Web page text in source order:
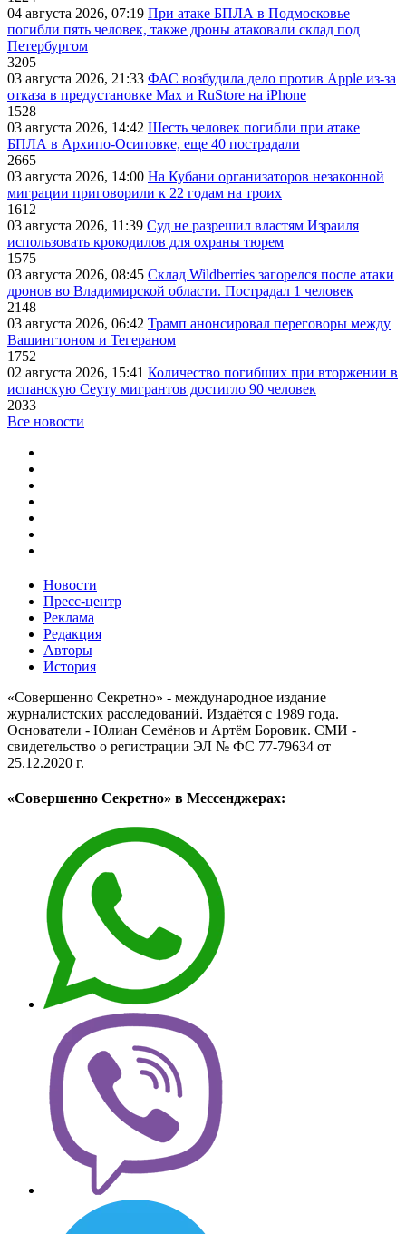
04 августа 2026, 07:19 При атаке БПЛА в Подмосковье
погибли пять человек, также дроны атаковали склад под
Петербургом
3205
03 августа 2026, 21:33 ФАС возбудила дело против Apple из-за
отказа в предустановке Max и RuStore на iPhone
1528
03 августа 2026, 14:42 Шесть человек погибли при атаке
БПЛА в Архипо-Осиповке, еще 40 пострадали
2665
03 августа 2026, 14:00 На Кубани организаторов незаконной
миграции приговорили к 22 годам на троих
1612
03 августа 2026, 11:39 Суд не разрешил властям Израиля
использовать крокодилов для охраны тюрем
1575
03 августа 2026, 08:45 Склад Wildberries загорелся после атаки
дронов во Владимирской области. Пострадал 1 человек
2148
03 августа 2026, 06:42 Трамп анонсировал переговоры между
Вашингтоном и Тегераном
1752
02 августа 2026, 15:41 Количество погибших при вторжении в
испанскую Сеуту мигрантов достигло 90 человек
2033
Все новости
Новости
Пресс-центр
Реклама
Редакция
Авторы
История
«Совершенно Секретно» - международное издание
журналистских расследований. Издаётся с 1989 года.
Основатели - Юлиан Семёнов и Артём Боровик. CМИ -
свидетельство о регистрации ЭЛ № ФС 77-79634 от
25.12.2020 г.
«Совершенно Секретно» в Мессенджерах: